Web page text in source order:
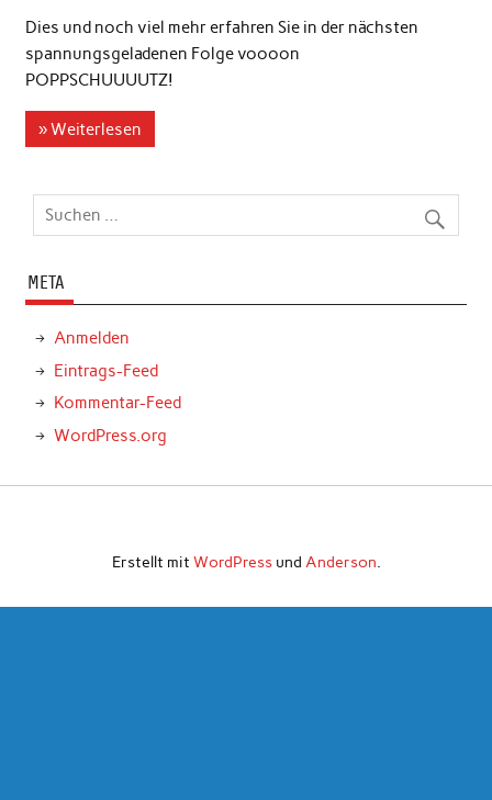
Dies und noch viel mehr erfahren Sie in der nächsten
spannungsgeladenen Folge voooon
POPPSCHUUUUTZ!
» Weiterlesen
META
Anmelden
Eintrags-Feed
Kommentar-Feed
WordPress.org
Erstellt mit WordPressund Anderson